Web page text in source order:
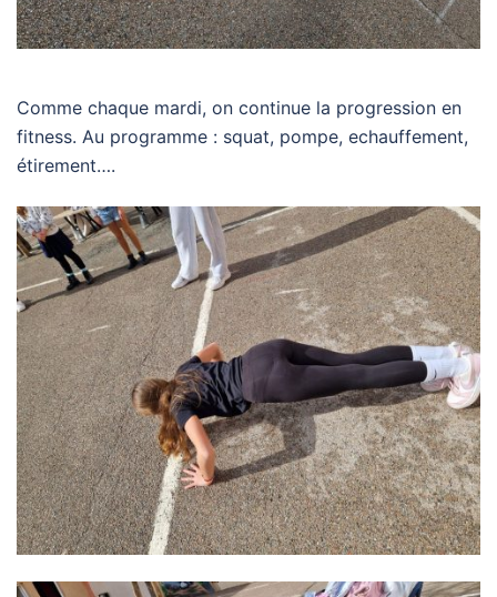
Comme chaque mardi, on continue la progression en
fitness. Au programme : squat, pompe, echauffement,
étirement….